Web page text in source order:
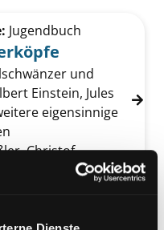
Geniale Querköpfe
Jugendbuch
und
Einstein, Jules
eigensinnige
ChristofSuche nach
Kempen, Moses